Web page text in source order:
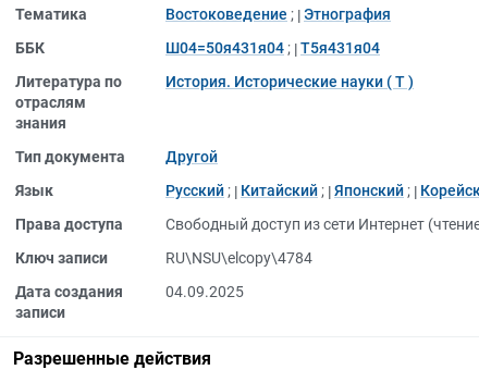
Тематика
Востоковедение ; Этнография
ББК
Ш04=50я431я04 ; Т5я431я04
Литература по
отраслям
знания
История. Исторические науки ( Т )
Тип документа
Другой
Язык
Русский ; Китайский ; Японский ;
Права доступа
Свободный доступ из сети Интернет
Ключ записи
RU\NSU\elcopy\4784
Дата создания
записи
04.09.2025
Разрешенные действия